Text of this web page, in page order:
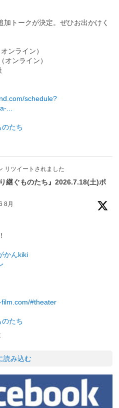
加トークが決定。ぜひお出かけく
ンライン）
ンライン）
schedule?
...
のたち
リツイートされました
継ぐものたち』2026.7.18(土)ポ
8月
かんkiki
#theater
のたち
読み込む